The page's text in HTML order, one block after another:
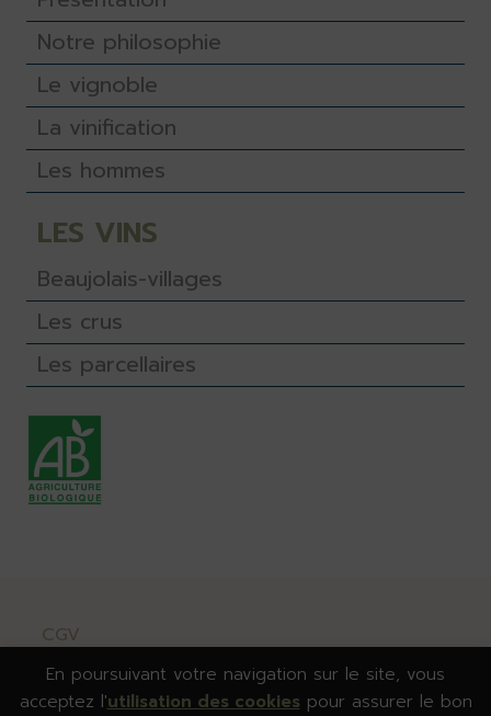
Notre philosophie
Le vignoble
La vinification
Les hommes
LES VINS
Beaujolais-villages
Les crus
Les parcellaires
CGV
Données personnelles
Cookies
En poursuivant votre navigation sur le site, vous
acceptez l'utilisation des cookies pour assurer le bon